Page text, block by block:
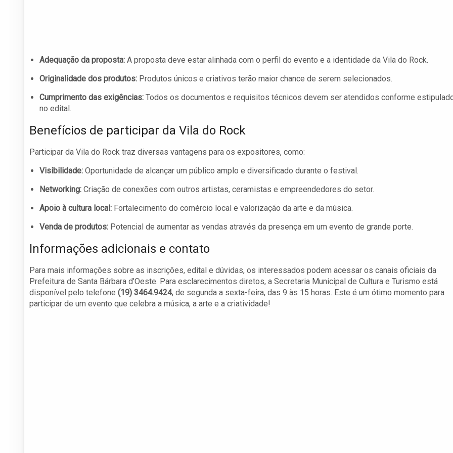
Adequação da proposta: A proposta deve estar alinhada com o perfil do evento e a identidade da Vila do Rock.
Originalidade dos produtos: Produtos únicos e criativos terão maior chance de serem selecionados.
Cumprimento das exigências: Todos os documentos e requisitos técnicos devem ser atendidos conforme
no edital.
Benefícios de participar da Vila do Rock
Participar da Vila do Rock traz diversas vantagens para os expositores, como:
Visibilidade: Oportunidade de alcançar um público amplo e diversificado durante o festival.
Networking: Criação de conexões com outros artistas, ceramistas e empreendedores do setor.
Apoio à cultura local: Fortalecimento do comércio local e valorização da arte e da música.
Venda de produtos: Potencial de aumentar as vendas através da presença em um evento de grande porte.
Informações adicionais e contato
Para mais informações sobre as inscrições, edital e dúvidas, os interessados podem acessar os canais oficiais da
Prefeitura de Santa Bárbara d’Oeste. Para esclarecimentos diretos, a Secretaria Municipal de Cultura e Turismo está
disponível pelo telefone (19) 3464.9424, de segunda a sexta-feira, das 9 às 15 horas. Este é um ótimo momento para
participar de um evento que celebra a música, a arte e a criatividade!